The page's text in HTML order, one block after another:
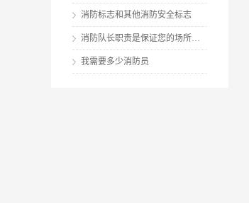
消防标志和其他消防安全标志
消防队长职责是保证您的场所、员工和客户安全的关键
我需要多少消防员